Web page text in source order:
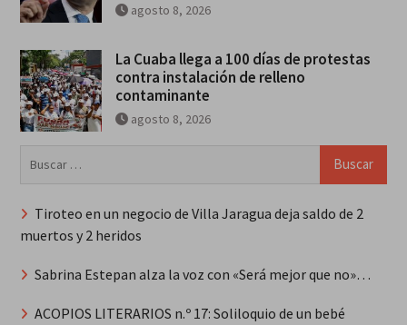
agosto 8, 2026
La Cuaba llega a 100 días de protestas
contra instalación de relleno
contaminante
agosto 8, 2026
Tiroteo en un negocio de Villa Jaragua deja saldo de 2
muertos y 2 heridos
Sabrina Estepan alza la voz con «Será mejor que no»…
ACOPIOS LITERARIOS n.º 17: Soliloquio de un bebé